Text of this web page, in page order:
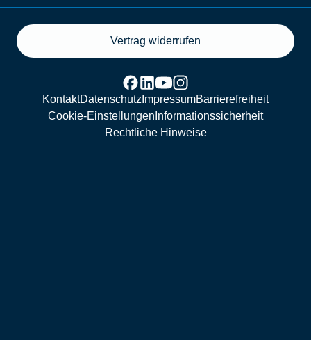
Vertrag widerrufen
KontaktDatenschutz ImpressumBarrierefreiheit
Cookie-Einstellungen Informationssicherheit
Rechtliche Hinweise